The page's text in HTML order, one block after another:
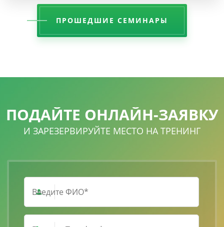
ПРОШЕДШИЕ СЕМИНАРЫ
ПОДАЙТЕ ОНЛАЙН-ЗАЯВКУ
И ЗАРЕЗЕРВИРУЙТЕ МЕСТО НА ТРЕНИНГ